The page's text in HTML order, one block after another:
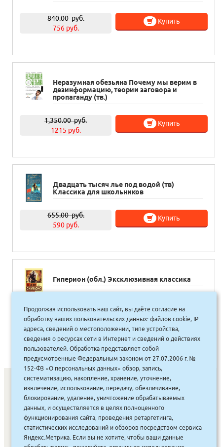
840.00руб.
756 руб.
Купить
Неразумная обезьяна Почему мы верим в
дезинформацию, теории заговора и
пропаганду (тв.)
1,350.00руб.
1215 руб.
Купить
Двадцать тысяч лье под водой (тв)
Классика для школьников
655.00руб.
590 руб.
Купить
Гиперион (обл.) Эксклюзивная классика
725.00руб.
653 руб.
Купить
СОНУННАР| КОМПАНИЯ ТУҺУНАН | МАҔАҺЫЫННАР
АКЦИЯЛАР|ДИСКОНТНАЙ СИСТЕМА|ЮРИДИЧЕСКАЙ
ВАКАНСИЯЛАР|
Продолжая использовать наш сайт, вы даёте согласие на
обработку ваших пользовательских данных: файлов cookie, IP
адреса, сведений о местоположении, типе устройства,
сведения о ресурсах сети в Интернет и сведений о действиях
пользователей. Обработка представляет собой
предусмотренные Федеральным законом от 27.07.2006 г. №
152-ФЗ «О персональных данных» обзор, запись,
систематизацию, накопление, хранение, уточнение,
извлечение, использование, передачу, обезличивание,
блокирование, удаление, уничтожение обрабатываемых
данных, и осуществляется в целях полноценного
функционирования сайта, проведения ретаргетинга,
статистических исследований и обзоров посредством сервиса
Яндекс.Метрика. Если вы не хотите, чтобы ваши данные